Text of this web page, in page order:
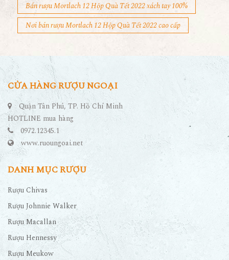
Bán rượu Mortlach 12 Hộp Quà Tết 2022 xách tay 100%
Nơi bán rượu Mortlach 12 Hộp Quà Tết 2022 cao cấp
CỬA HÀNG RƯỢU NGOẠI
Quận Tân Phú, TP. Hồ Chí Minh
HOTLINE mua hàng
0972.12345.1
www.ruoungoai.net
DANH MỤC RƯỢU
Rượu Chivas
Rượu Johnnie Walker
Rượu Macallan
Rượu Hennessy
Rượu Meukow